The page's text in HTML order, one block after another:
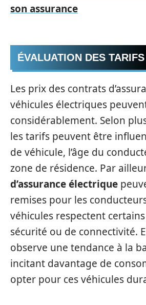
son assurance
ÉVALUATION DES TARIFS
Les prix des contrats
véhicules électriques
considérablement. Selon
les tarifs peuvent être
de véhicule, l’âge du
zone de résidence. Par
d’assurance électrique
remises pour les
véhicules respectent
sécurité ou de connectivité.
observe une tendance à la
incitant davantage de
opter pour ces véhicules